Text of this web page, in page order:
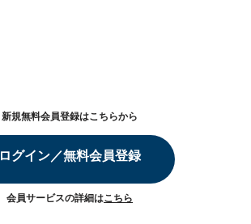
新規無料会員登録はこちらから
ログイン／無料会員登録
会員サービスの詳細はこちら